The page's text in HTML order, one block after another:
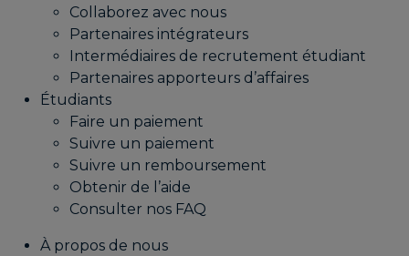
Collaborez avec nous
Partenaires intégrateurs
Intermédiaires de recrutement étudiant
Partenaires apporteurs d’affaires
Étudiants
Faire un paiement
Suivre un paiement
Suivre un remboursement
Obtenir de l’aide
Consulter nos FAQ
À propos de nous